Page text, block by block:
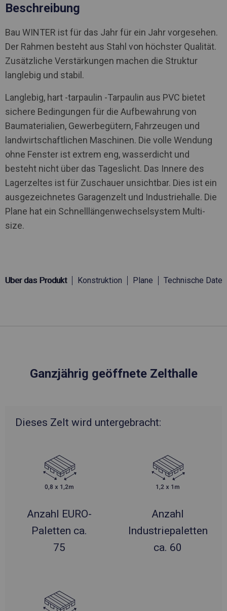
Beschreibung
Bau WINTER ist für das Jahr für ein Jahr vorgesehen.
Der Rahmen besteht aus Stahl von höchster Qualität.
Zusätzliche Verstärkungen machen die Struktur
langlebig und stabil.
Langlebig, hart -tarpaulin -Tarpaulin aus PVC bietet
sichere Bedingungen für die Aufbewahrung von
Baumaterialien, Gewerbegütern, Fahrzeugen und
landwirtschaftlichen Maschinen. Die volle Wendung
ohne Fenster ist extrem eng, wasserdicht und
besteht nicht über das Tageslicht. Das Innere des
Lagerzeltes ist für Zuschauer unsichtbar. Dies ist ein
ausgezeichnetes Garagenzelt und Industriehalle. Die
Plane hat ein Schnelllängenwechselsystem Multi-
size.
Über das Produkt Konstruktion Plane Technische Daten
Ganzjährig geöffnete Zelthalle
Dieses Zelt wird untergebracht:
Anzahl EURO-
Paletten ca.
75
Anzahl
Industriepaletten
ca. 60